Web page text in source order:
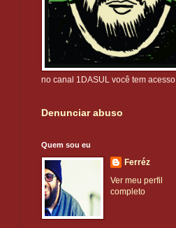
no canal 1DASUL você tem acesso
Denunciar abuso
Quem sou eu
Ferréz
Ver meu perfil
completo